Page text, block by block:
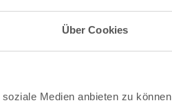
Über Cookies
Medien anbieten zu können